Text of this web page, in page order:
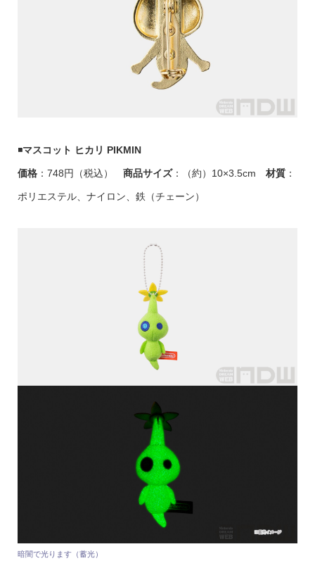
◾️マスコット ヒカリ PIKMIN
価格：748円（税込） 商品サイズ：（約）10×3.5cm 材質：
ポリエステル、ナイロン、鉄（チェーン）
暗闇で光ります（蓄光）